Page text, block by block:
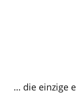
… die einzige